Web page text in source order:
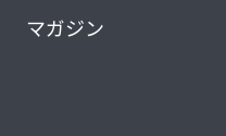
マガジン